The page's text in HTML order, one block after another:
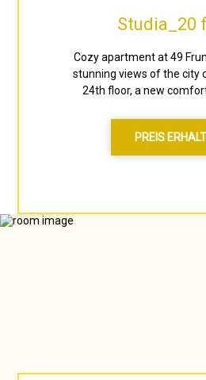
Studia_20
Cozy apartment at 49
stunning views of the city
24th floor, a new
PREIS